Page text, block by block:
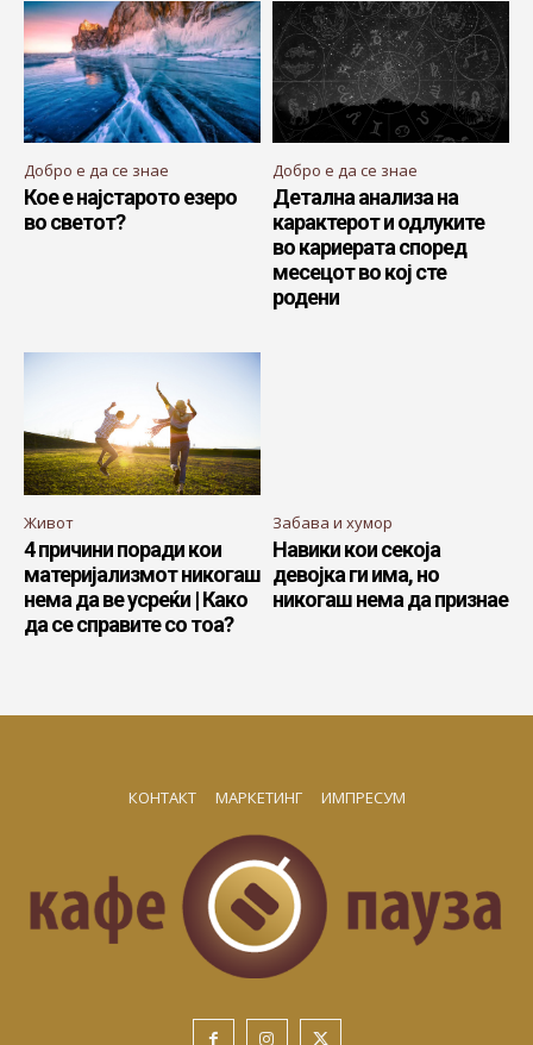
Добро е да се знае
Кое е најстарото езеро
во светот?
Добро е да се знае
Детална анализа на
карактерот и одлуките
во кариерата според
месецот во кој сте
родени
Живот
4 причини поради кои
материјализмот никогаш
нема да ве усреќи | Како
да се справите со тоа?
Забава и хумор
Навики кои секоја
девојка ги има, но
никогаш нема да признае
КОНТАКТ МАРКЕТИНГ ИМПРЕСУМ